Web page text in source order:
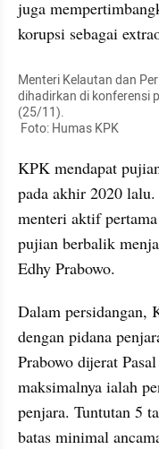
juga
korupsi sebagai
Menteri Kelautan dan
dihadirkan di konferensi
(25/11).
Foto: Humas KPK
KPK mendapat
pada akhir 2020 lalu.
menteri aktif
pujian berbalik
Edhy Prabowo.
Dalam persidangan,
dengan pidana
Prabowo dijerat
maksimalnya ialah
penjara. Tuntutan 5
batas minimal